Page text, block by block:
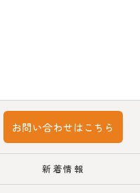
お問い合わせはこちら
新着情報